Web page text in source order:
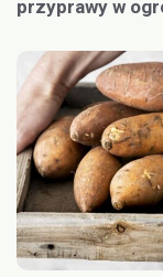
przyprawy w